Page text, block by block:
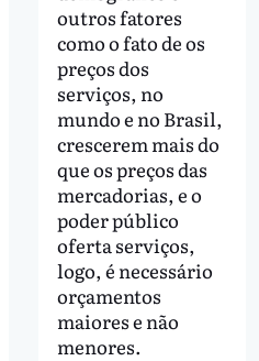
outros fatores
como o fato de os
preços dos
serviços, no
mundo e no Brasil,
crescerem mais do
que os preços das
mercadorias, e o
poder público
oferta serviços,
logo, é necessário
orçamentos
maiores e não
menores.